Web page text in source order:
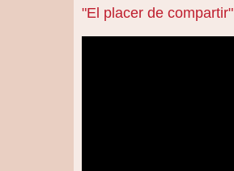
"El placer de compartir"